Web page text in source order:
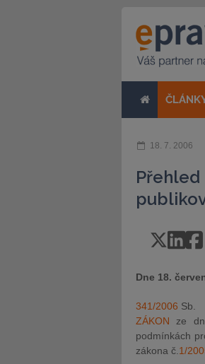
18. 7. 2006
Dne 18.
341/2006 Sb.
ZÁKON ze
podmínkách
zákona č. 1/